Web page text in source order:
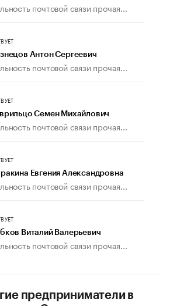
стареет иначе». Как живет глава
почтовой связи прочая...
Антон Сергеевич
почтовой связи прочая...
Семен Михайлович
почтовой связи прочая...
Евгения Александровна
почтовой связи прочая...
Виталий Валерьевич
почтовой связи прочая...
предприниматели в